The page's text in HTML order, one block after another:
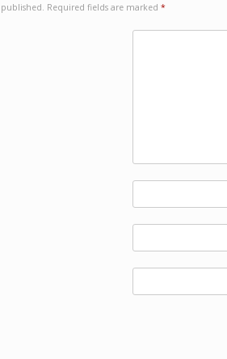
Required fields are marked *